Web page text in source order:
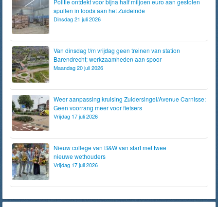
Politie ontdekt voor bijna half miljoen euro aan gestolen
spullen in loods aan het Zuideinde
Dinsdag 21 juli 2026
Van dinsdag t/m vrijdag geen treinen van station
Barendrecht; werkzaamheden aan spoor
Maandag 20 juli 2026
Weer aanpassing kruising Zuidersingel/Avenue Carnisse:
Geen voorrang meer voor fietsers
Vrijdag 17 juli 2026
Nieuw college van B&W van start met twee
nieuwe wethouders
Vrijdag 17 juli 2026